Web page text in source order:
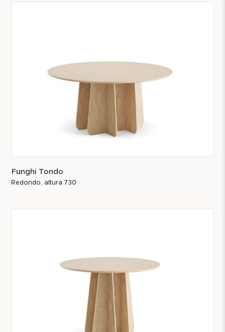
Funghi Tondo
Redondo, altura 730